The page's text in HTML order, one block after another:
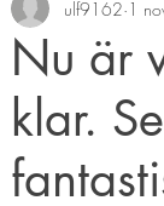
Nu är
klar.
ulf9162 1